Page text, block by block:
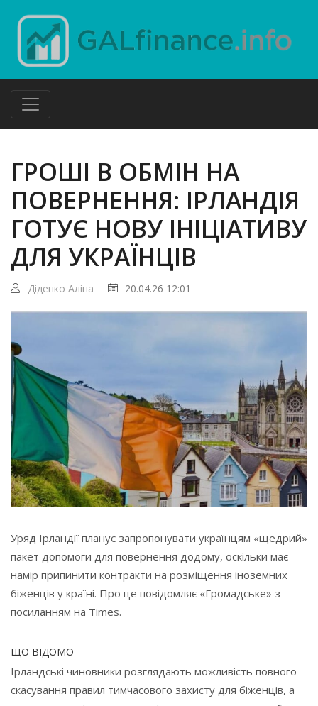
ГРОШІ В ОБМІН НА
ПОВЕРНЕННЯ: ІРЛАНДІЯ
ГОТУЄ НОВУ ІНІЦІАТИВУ
ДЛЯ УКРАЇНЦІВ
Діденко Аліна 20.04.26 12:01
Уряд Ірландії планує запропонувати українцям «щедрий»
пакет допомоги для повернення додому, оскільки має
намір припинити контракти на розміщення іноземних
біженців у країні. Про це повідомляє «Громадське» з
посиланням на Times.
ЩО ВІДОМО
Ірландські чиновники розглядають можливість повного
скасування правил тимчасового захисту для біженців, а